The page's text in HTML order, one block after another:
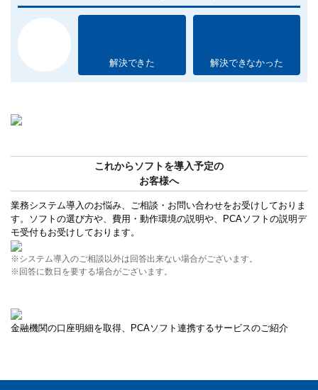
解決できた 解決できなかった
これからソフトを導入予定の
お客様へ
業務システム導入のお悩み、ご相談・お問い合わせをお受けしておりま
す。ソフトの選び方や、費用・動作環境の説明や、PCAソフトの説明デ
モ受付もお受けしております。
※システム導入のご相談以外は回答出来ない場合がございます。
※回答に数日を要する場合がございます。
金融機関の口座明細を取得、PCAソフト連携するサービスのご紹介